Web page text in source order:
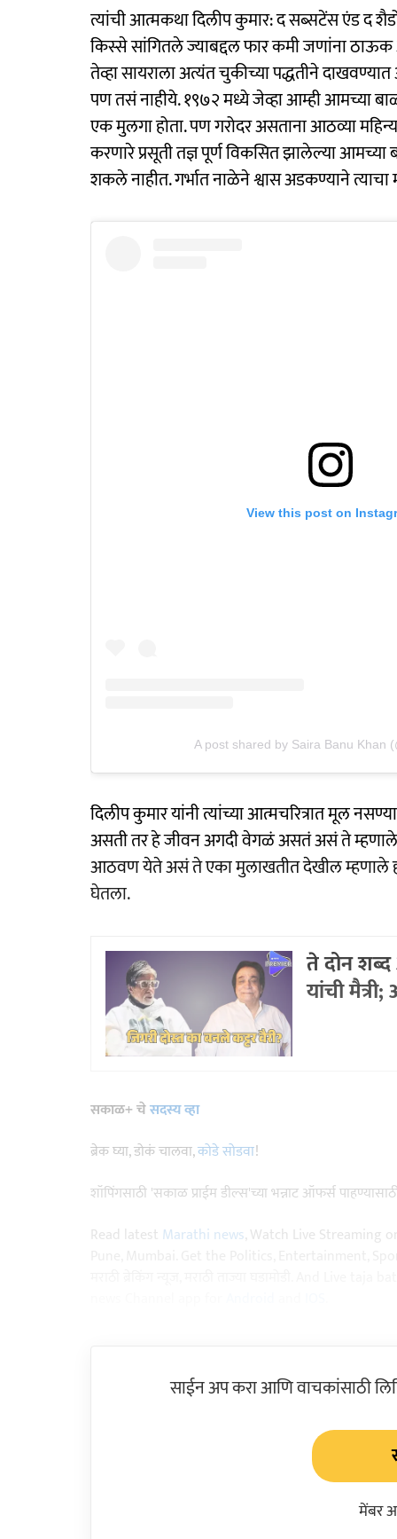
त्यांची आत्मकथा दिलीप कुमार: द सब्सटेंस एंड द
किस्से सांगितले ज्याबद्दल फार कमी जणांना ठाऊक
तेव्हा सायराला अत्यंत चुकीच्या पद्धतीने
पण तसं नाहीये. १९७२ मध्ये जेव्हा आम्ही आमच्या
एक मुलगा होता. पण गरोदर असताना आठव्या
करणारे प्रसूती तज्ञ पूर्ण विकसित झालेल्या
शकले नाहीत. गर्भात नाळेने श्वास अडकण्याने त्याचा
View this post on
A post shared by Saira Banu Khan
दिलीप कुमार यांनी त्यांच्या आत्मचरित्रात मूल
असती तर हे जीवन अगदी वेगळं असतं असं ते
आठवण येते असं ते एका मुलाखतीत देखील म्हणाले
घेतला.
ते दोन
यांची
सकाळ+ चेसदस्य व्हा
ब्रेक घ्या, डोकं चालवा,कोडे सोडवा!
शॉपिंगसाठी 'सकाळ प्राईम डील्स'च्या भन्नाट ऑफर्स
Read latest Marathi news, Watch Live Streaming
साईन अप करा आणि वाचकांसाठी
मेंबर